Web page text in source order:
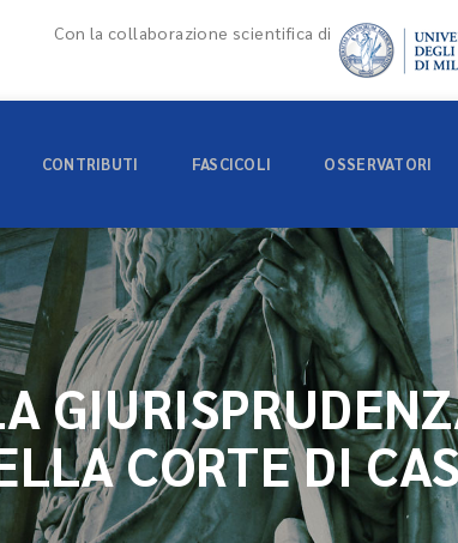
Con la collaborazione scientifica di
CONTRIBUTI FASCICOLI OSSERVATORI
CORTE DI